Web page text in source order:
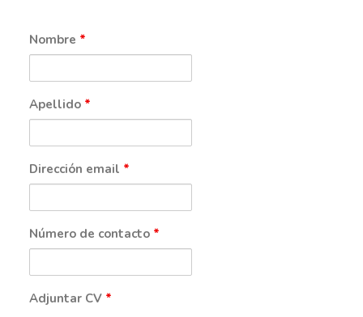
Nombre *
Apellido *
Dirección email *
Número de contacto *
Adjuntar CV *